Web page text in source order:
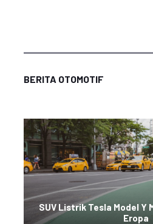
BERITA OTOMOTIF
SUV Listrik Tesla Model Y
Eropa